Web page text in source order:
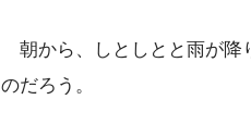
朝から、しとしとと雨が降
のだろう。